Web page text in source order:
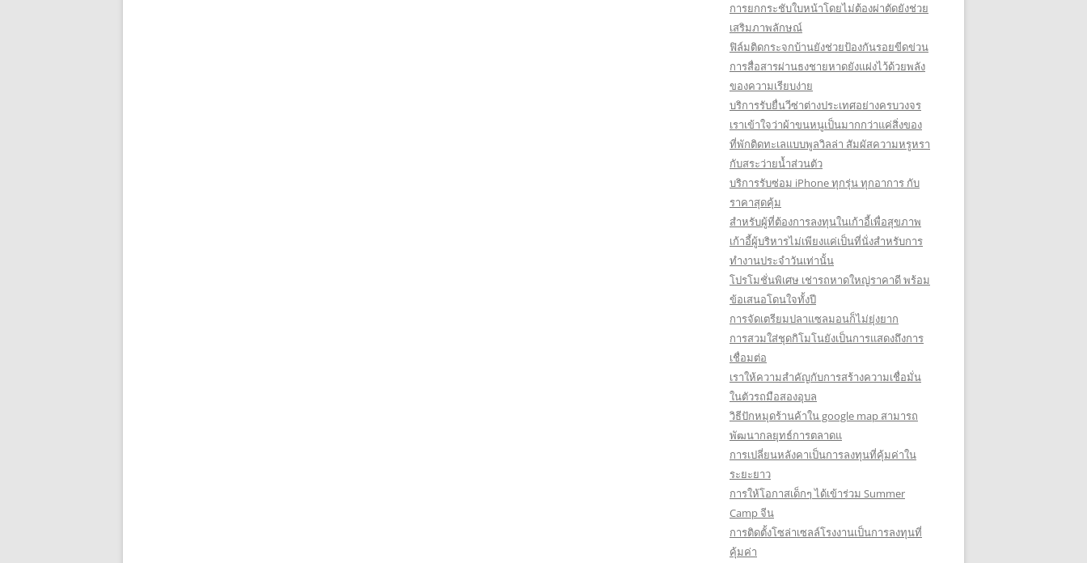
การยกกระชับใบหน้าโดยไม่ต้องผ่าตัดยังช่วย
เสริมภาพลักษณ์
ฟิล์มติดกระจกบ้านยังช่วยป้องกันรอยขีดข่วน
การสื่อสารผ่านธงชายหาดยังแฝงไว้ด้วยพลัง
ของความเรียบง่าย
บริการรับยื่นวีซ่าต่างประเทศอย่างครบวงจร
เราเข้าใจว่าผ้าขนหนูเป็นมากกว่าแค่สิ่งของ
ที่พักติดทะเลแบบพูลวิลล่า สัมผัสความหรูหรา
กับสระว่ายน้ำส่วนตัว
บริการรับซ่อม iPhone ทุกรุ่น ทุกอาการ กับ
ราคาสุดคุ้ม
สำหรับผู้ที่ต้องการลงทุนในเก้าอี้เพื่อสุขภาพ
เก้าอี้ผู้บริหารไม่เพียงแค่เป็นที่นั่งสำหรับการ
ทำงานประจำวันเท่านั้น
โปรโมชั่นพิเศษ เช่ารถหาดใหญ่ราคาดี พร้อม
ข้อเสนอโดนใจทั้งปี
การจัดเตรียมปลาแซลมอนก็ไม่ยุ่งยาก
การสวมใส่ชุดกิโมโนยังเป็นการแสดงถึงการ
เชื่อมต่อ
เราให้ความสำคัญกับการสร้างความเชื่อมั่น
ในตัวรถมือสองอุบล
วิธีปักหมุดร้านค้าใน google map สามารถ
พัฒนากลยุทธ์การตลาดแ
การเปลี่ยนหลังคาเป็นการลงทุนที่คุ้มค่าใน
ระยะยาว
การให้โอกาสเด็กๆ ได้เข้าร่วม Summer
Camp จีน
การติดตั้งโซล่าเซลล์โรงงานเป็นการลงทุนที่
คุ้มค่า